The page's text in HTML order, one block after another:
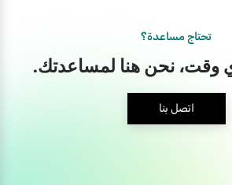
تحتاج مساعدة؟
وقت، نحن هنا لمساعدتك.
اتصل بنا